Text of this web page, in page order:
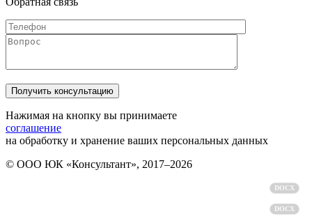
Нажимая на кнопку вы принимаете
соглашение
на обработку и хранение ваших персональных данных
© ООО ЮК «Консультант», 2017–2026
DOCX
DOCX